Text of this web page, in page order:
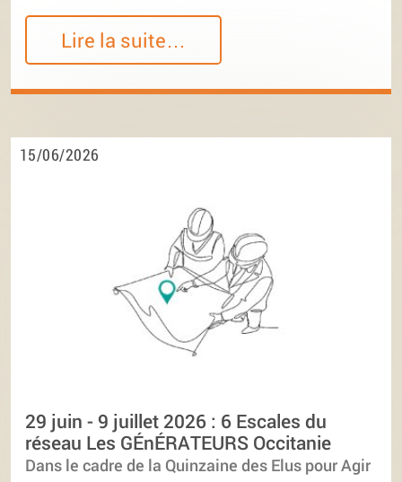
Lire la suite…
15/06/2026
29 juin - 9 juillet 2026 : 6 Escales du
réseau Les GÉnÉRATEURS Occitanie
Dans le cadre de la Quinzaine des Elus pour Agir